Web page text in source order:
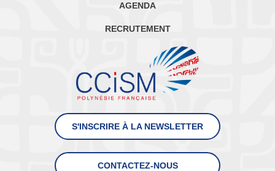
AGENDA
RECRUTEMENT
S'INSCRIRE À LA NEWSLETTER
CONTACTEZ-NOUS